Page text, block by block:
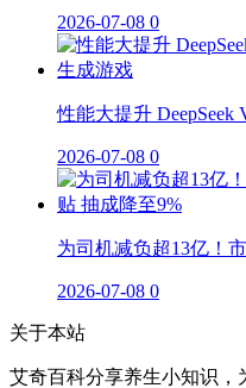
2026-07-08 0
性能大提升
2026-07-08 0
为司机减负超13亿！
2026-07-08 0
关于本站
艾奇百科分享养生小知识，